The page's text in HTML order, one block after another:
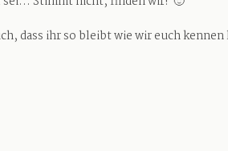
dass ihr so bleibt wie wir euch